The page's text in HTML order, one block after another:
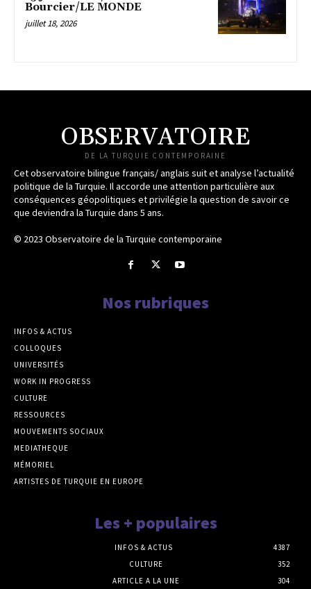
Bourcier/LE MONDE
juillet 18, 2026
OBSERVATOIRE
DE LA TURQUIE CONTEMPORAINE
Cet observatoire bilingue français/ anglais suit et analyse l’actualité
politique de la Turquie. Il accorde une attention particulière aux
conséquences géopolitiques et privilégie la question de savoir ce
que deviendra la Turquie dans 5 ans.
© 2023 Observatoire de la Turquie contemporaine
Nos rubriques
INFOS & ACTUS
COLLOQUES
UNIVERSITÉS
WORK IN PROGRESS
CULTURE
RESSOURCES
MOUVEMENTS SOCIAUX
MEDIATHEQUE
MÉMORIEL
ARTISTES DE TURQUIE EN EUROPE
Les + populaires
INFOS & ACTUS
4387
CULTURE
352
ARTICLE A LA UNE
304